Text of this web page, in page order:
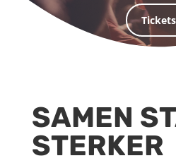
Tickets
SAMEN
STERKER